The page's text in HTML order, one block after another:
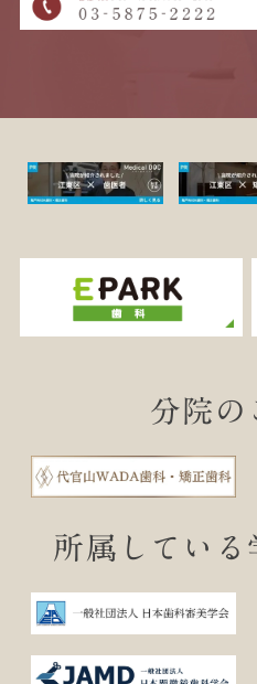
分院の
所属している